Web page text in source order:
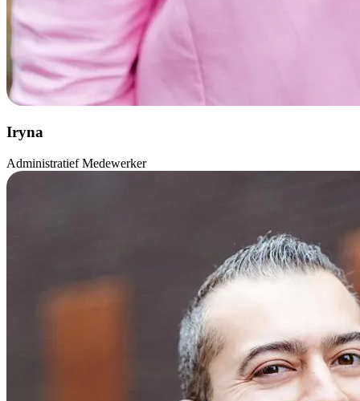
Iryna
Administratief Medewerker